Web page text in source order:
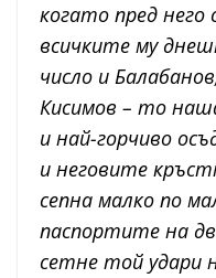
когато пред него
всичките му
число и
Кисимов – то
и най-горчиво
и неговите
сепна малко по
паспортите на
сетне той удари